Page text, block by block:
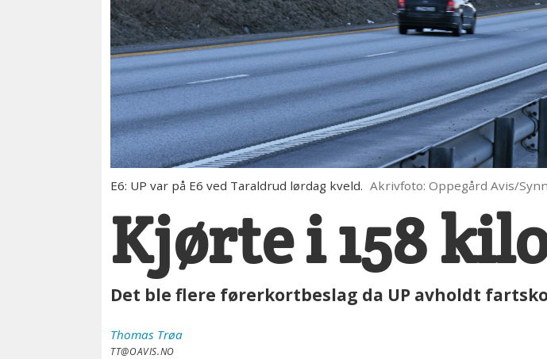
E6: UP var på E6 ved Taraldrud lørdag kveld. Akrivfoto: Oppegård Avis/
Kjørte i 158
Det ble flere førerkortbeslag da UP avholdt
Thomas Trøa
TT@OAVIS.NO